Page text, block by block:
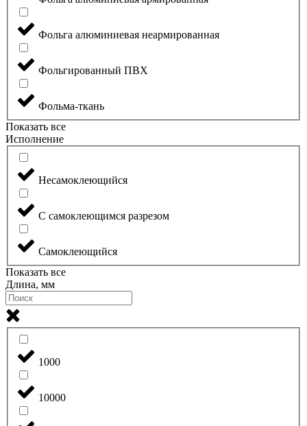
Фольга алюминиевая неармированная
Фольгированный ПВХ
Фольма-ткань
Показать все
Исполнение
Несамоклеющийся
С самоклеющимся разрезом
Самоклеющийся
Показать все
Длина, мм
1000
10000